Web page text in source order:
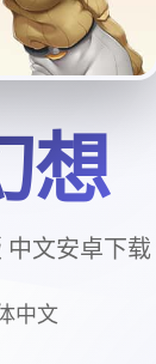
想
中文安卓下载
中文